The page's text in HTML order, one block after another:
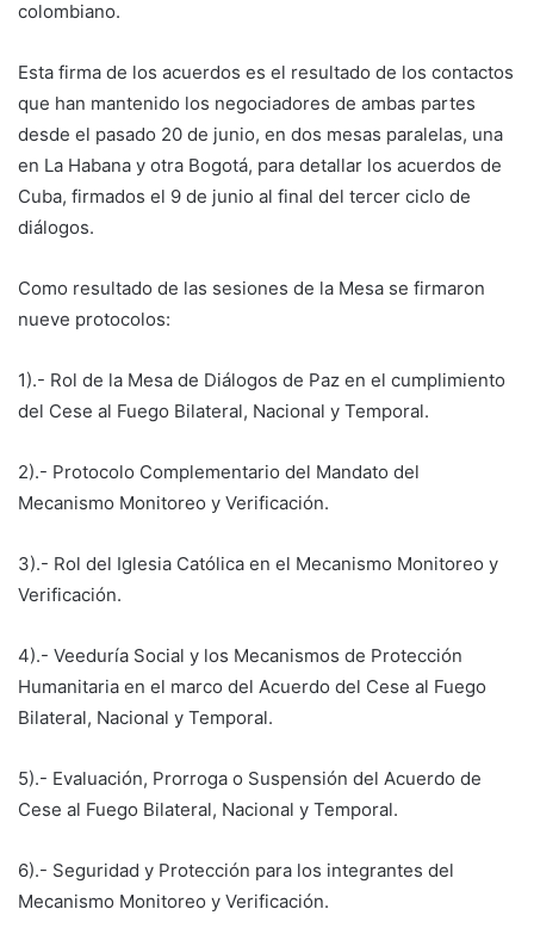
colombiano.
Esta firma de los acuerdos es el resultado de los contactos
que han mantenido los negociadores de ambas partes
desde el pasado 20 de junio, en dos mesas paralelas, una
en La Habana y otra Bogotá, para detallar los acuerdos de
Cuba, firmados el 9 de junio al final del tercer ciclo de
diálogos.
Como resultado de las sesiones de la Mesa se firmaron
nueve protocolos:
1).- Rol de la Mesa de Diálogos de Paz en el cumplimiento
del Cese al Fuego Bilateral, Nacional y Temporal.
2).- Protocolo Complementario del Mandato del
Mecanismo Monitoreo y Verificación.
3).- Rol del Iglesia Católica en el Mecanismo Monitoreo y
Verificación.
4).- Veeduría Social y los Mecanismos de Protección
Humanitaria en el marco del Acuerdo del Cese al Fuego
Bilateral, Nacional y Temporal.
5).- Evaluación, Prorroga o Suspensión del Acuerdo de
Cese al Fuego Bilateral, Nacional y Temporal.
6).- Seguridad y Protección para los integrantes del
Mecanismo Monitoreo y Verificación.